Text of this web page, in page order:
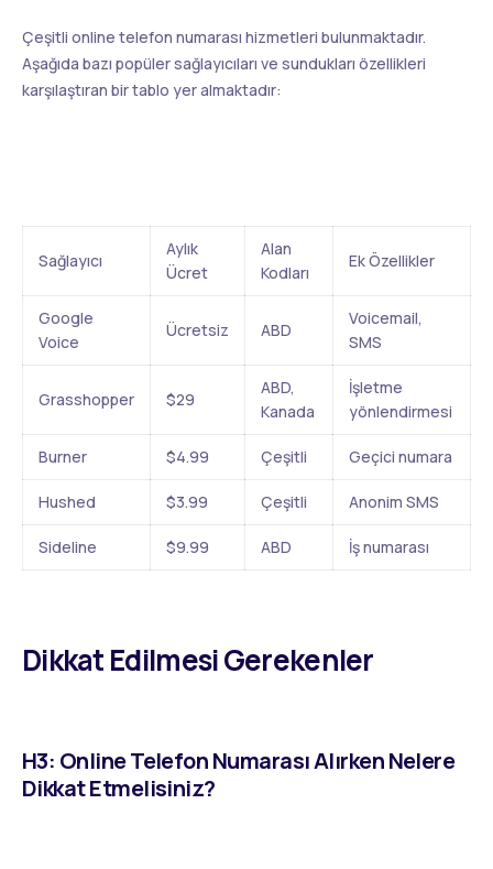
Çeşitli online telefon numarası hizmetleri bulunmaktadır.
Aşağıda bazı popüler sağlayıcıları ve sundukları özellikleri
karşılaştıran bir tablo yer almaktadır:
Sağlayıcı
Aylık
Ücret
Alan
Kodları
Ek Özellikler
Google
Voice
Ücretsiz ABD
Voicemail,
SMS
Grasshopper $29
ABD,
Kanada
İşletme
yönlendirmesi
Burner $4.99 Çeşitli Geçici numara
Hushed $3.99 Çeşitli Anonim SMS
Sideline $9.99 ABD İş numarası
Dikkat Edilmesi Gerekenler
H3: Online Telefon Numarası Alırken Nelere
Dikkat Etmelisiniz?